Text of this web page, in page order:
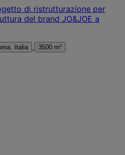
di ristrutturazione per
del brand JO&JOE a
Roma, Italia 3500 m²